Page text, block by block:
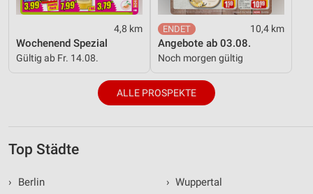
4,8 km
Wochenend Spezial
Gültig ab Fr. 14.08.
10,4 km
Angebote ab 03.08.
Noch morgen gültig
ALLE PROSPEKTE
Top Städte
›
Berlin
› Wuppertal